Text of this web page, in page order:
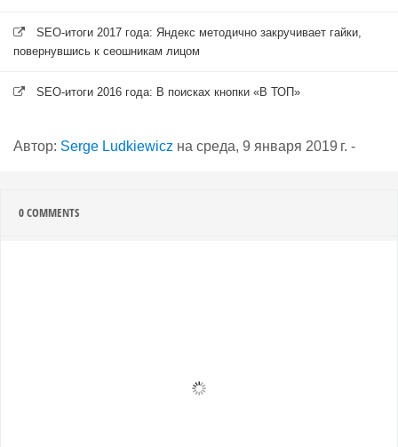
SEO-итоги 2017 года: Яндекс методично закручивает гайки,
повернувшись к сеошникам лицом
SEO-итоги 2016 года: В поисках кнопки «В ТОП»
Автор: Serge Ludkiewicz на среда, 9 января 2019 г. -
0COMMENTS